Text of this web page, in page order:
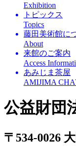
Exhibition
トピックス
Topics
藤田美術館に
About
来館のご案内
Access
あみじま茶屋
AMIJIMA
公益財団
〒534-0026